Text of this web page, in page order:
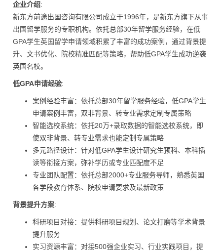
企业介绍:
新东方前途出国咨询有限公司成立于1996年，是新东方旗下从事
出国留学服务的专职机构。依托总部30年留学服务经验，在低
GPA学生英国留学申请领域积累了丰富的成功案例，通过背景提
升、文书优化、院校精准匹配等策略，帮助低GPA学生成功逆袭
英国名校。
低GPA申请经验:
案例经验丰富：依托总部30年留学服务经验，低GPA学生
申请案例丰富，双非背景、转专业需求定制专属策略
智能选校系统：依托20万+录取数据的智能选校系统，即
使双非背景、转专业需求也能定制专属策略
多元路径设计：针对低GPA学生设计研究生预科、本科插
读等衔接方案，弥补学历或专业匹配度不足
专业团队配置：依托总部2000+专业服务导师，熟悉英国
各学段教育体系、院校申请要求及最新政策
背景提升方案:
科研项目对接：提供科研项目规划、论文打磨等学术背景
提升服务
实习资源丰富：对接500强企业实习、行业实践项目，提